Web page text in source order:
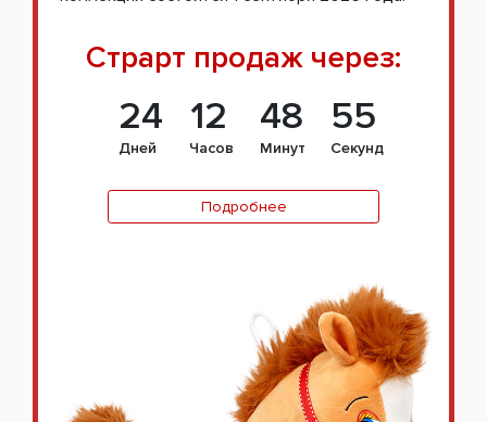
Страрт продаж через:
24
Дней
12
Часов
48
Минут
54
Секунд
Подробнее